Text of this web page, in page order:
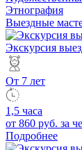
Этнография
Выездные
Экскурсия
От 7 лет
1,5 часа
от 860 руб. за
Подробнее